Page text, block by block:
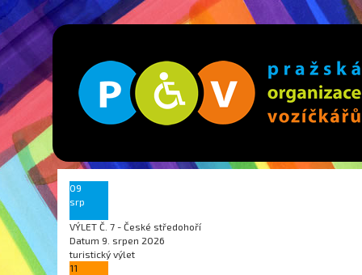
09
srp
VÝLET Č. 7 - České středohoří
Datum 9. srpen 2026
turistický výlet
11